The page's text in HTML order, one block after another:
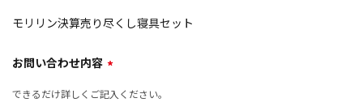
モリリン決算売り尽くし寝具セット
お問い合わせ内容 *
できるだけ詳しくご記入ください。